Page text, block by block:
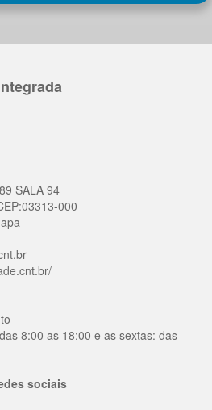
SALA 94
03313-000
8:00 as 18:00 e as sextas: das
sociais